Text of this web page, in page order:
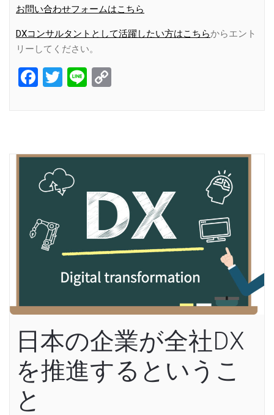
お問い合わせフォームはこちら
DXコンサルタントとして活躍したい方はこちらからエント
リーしてください。
Facebook
Twitter
Line
日本の企業が全社DX
を推進するというこ
と